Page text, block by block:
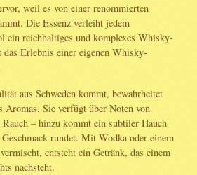
weil es von einer renommierten
Die Essenz verleiht jedem
ein reichhaltiges und komplexes Whisky-
Erlebnis einer eigenen Whisky-
aus Schweden kommt, bewahrheitet
Aromas. Sie verfügt über Noten von
– hinzu kommt ein subtiler Hauch
rundet. Mit Wodka oder einem
entsteht ein Getränk, das einem
nachsteht.